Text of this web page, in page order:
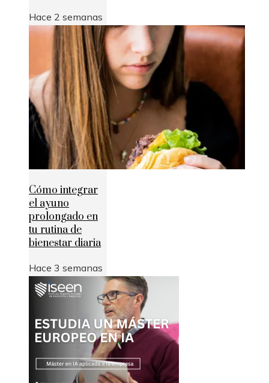
Hace 2 semanas
Cómo integrar
el ayuno
prolongado en
tu rutina de
bienestar diaria
Hace 3 semanas